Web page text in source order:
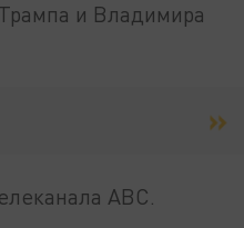
и Владимира
ABC.